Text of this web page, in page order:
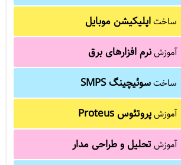
ساختاپلیکیشن موبایل
آموزشنرم افزارهای برق
ساختسوئیچینگ SMPS
آموزشپروتئوس Proteus
آموزشتحلیل و طراحی مدار